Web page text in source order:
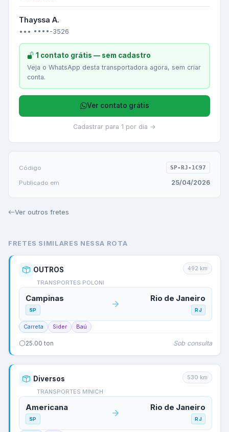
Thayssa A.
••• ••••-3526
1 contato grátis — sem cadastro
Veja o WhatsApp desta transportadora agora, sem criar
conta.
Ver contato grátis
Cadastrar para 1 por dia →
Código SP-RJ-1C97
Publicado em 25/04/2026
Ver outros fretes
FRETES SIMILARES NESSA ROTA
OUTROS
TRANSPORTES POLONI
492 km
Campinas
SP
Rio de Janeiro
RJ
Carreta Sider Baú
25.00 ton Sob consulta
Diversos
TRANSPORTES MINICH
530 km
Americana
SP
Rio de Janeiro
RJ